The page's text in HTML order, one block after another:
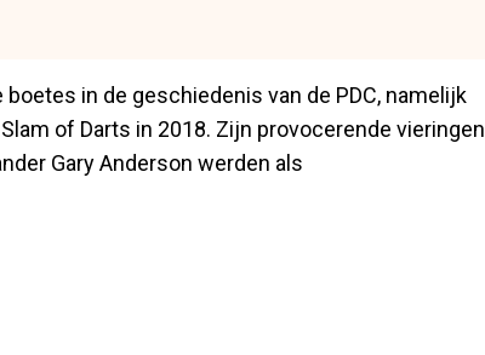
in de geschiedenis van de PDC, namelijk
of Darts in 2018. Zijn provocerende vieringen
Gary Anderson werden als